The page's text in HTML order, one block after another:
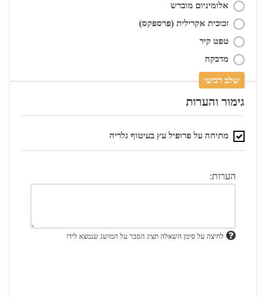
אלומיניום מוברש
זכוכית אקרילית (פרספקס)
טפט קיר
מדבקה
שלב רביעי
גימור והערות
מתיחה על פרופיל עץ בעיטוף גלריה
הערות:
לחיצה על סימן השאלה תציג הסבר על המושג שנמצא לידו